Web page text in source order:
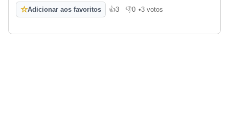
☆Adicionar aos favoritos 👍3
Gosto 👎0
Não gosto
•3 votos